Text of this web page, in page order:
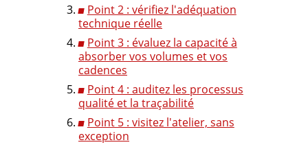
Point 2 : vérifiez l'adéquation
technique réelle
Point 3 : évaluez la capacité à
absorber vos volumes et vos
cadences
Point 4 : auditez les processus
qualité et la traçabilité
Point 5 : visitez l'atelier, sans
exception